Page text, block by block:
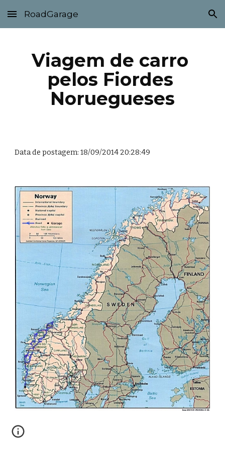
Skip to main content Skip to navigation
RoadGarage
Viagem de carro
pelos Fiordes
Noruegueses
Data de postagem: 18/09/2014 20:28:49